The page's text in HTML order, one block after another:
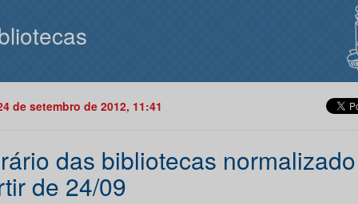
de setembro de 2012, 11:41
das bibliotecas
de 24/09